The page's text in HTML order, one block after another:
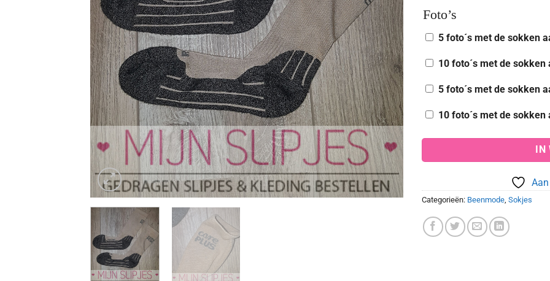
Foto’s
5 foto´s met de sokken
10 foto´s met de sokken
5 foto´s met de sokken
10 foto´s met de
Categorieën: Beenmode Sokjes